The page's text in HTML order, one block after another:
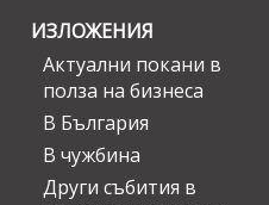
ИЗЛОЖЕНИЯ
Актуални покани в
полза на бизнеса
В България
В чужбина
Други събития в